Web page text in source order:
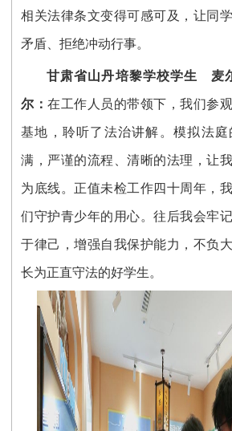
相关法律条文变得可感可及，让同
矛盾、拒绝冲动行事。
甘肃省山丹培黎学校学生 麦
尔：在工作人员的带领下，我们参
基地，聆听了法治讲解。模拟法
满，严谨的流程、清晰的法理，让
为底线。正值未检工作四十周年，
们守护青少年的用心。往后我会牢
于律己，增强自我保护能力，不负
长为正直守法的好学生。